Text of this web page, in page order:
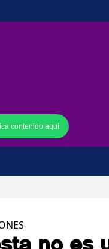
contenido aquí